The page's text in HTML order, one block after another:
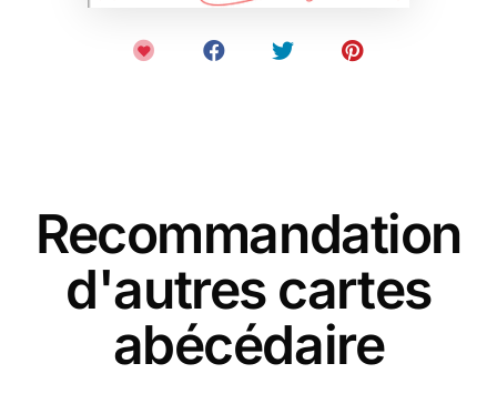
Recommandation
d'autres cartes
abécédaire